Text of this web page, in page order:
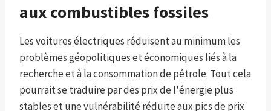
aux combustibles fossiles
Les voitures électriques réduisent au minimum les
problèmes géopolitiques et économiques liés à la
recherche et à la consommation de pétrole. Tout cela
pourrait se traduire par des prix de l'énergie plus
stables et une vulnérabilité réduite aux pics de prix